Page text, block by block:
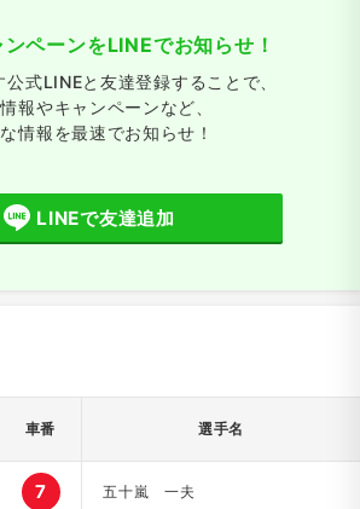
ペーンをLINEでお知らせ！
式LINEと友達登録することで、
報やキャンペーンなど、
情報を最速でお知らせ！
LINEで友達追加
車番 選手名
7 五十嵐 一夫